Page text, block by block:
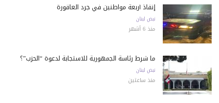
إنقاذ أربعة مواطنين في جرد العاقورة
نبض لبنان
منذ 6 أشهر
ما شرط رئاسة الجمهورية للاستجابة لدعوة “الحزب”؟
نبض لبنان
منذ ساعتين